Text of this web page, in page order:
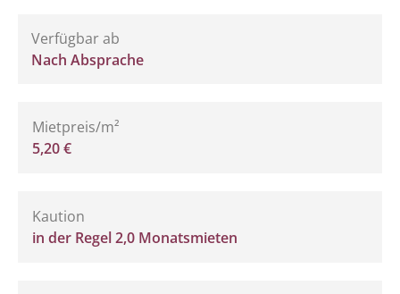
Verfügbar ab
Nach Absprache
Mietpreis/m²
5,20 €
Kaution
in der Regel 2,0 Monatsmieten